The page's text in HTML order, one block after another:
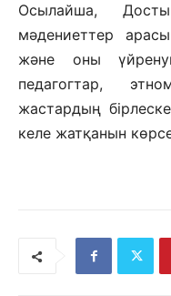
Осылайша,
мәдениеттер
және оны
педагогтар,
жастардың
келе жатқанын